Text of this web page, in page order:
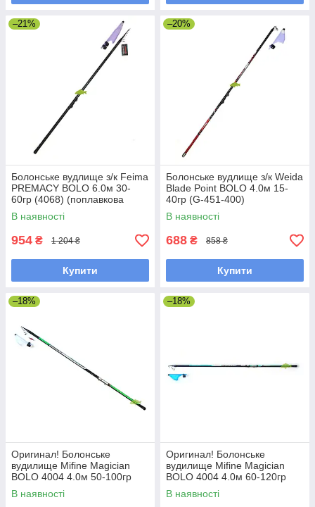
–21%
Болонське вудлище з/к Feima
PREMACY BOLO 6.0м 30-
60гр (4068) (поплавкова
вудка)
В наявності
954 ₴ 1 204 ₴
Купити
–20%
Болонське вудлище з/к Weida
Blade Point BOLO 4.0м 15-
40гр (G-451-400)
(поплавкова вудка)
В наявності
688 ₴ 858 ₴
Купити
–18%
Оригинал! Болонське
вудилище Mifine Magician
BOLO 4004 4.0м 50-100гр
(10319), вудилище під
боковий кивок
В наявності
–18%
Оригинал! Болонське
вудилище Mifine Magician
BOLO 4004 4.0м 60-120гр
(402), вудилище під боковий
кивок
В наявності